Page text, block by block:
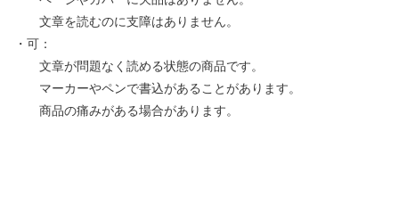
文章を読むのに支障はありません。
・可：
文章が問題なく読める状態の商品です。
マーカーやペンで書込があることがあります。
商品の痛みがある場合があります。